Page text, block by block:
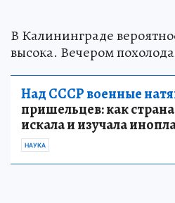
В Калининграде
высока. Вечером
Над СССР военные
пришельцев: как страна
искала и изучала
НАУКА